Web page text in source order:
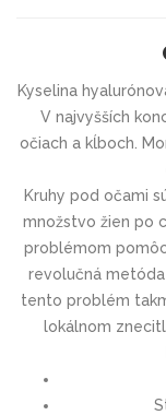
Kyselina
V najvyšších
očiach a kĺboch.
Kruhy pod očami
množstvo žien po
problémom
revolučná
tento problém
lokálnom